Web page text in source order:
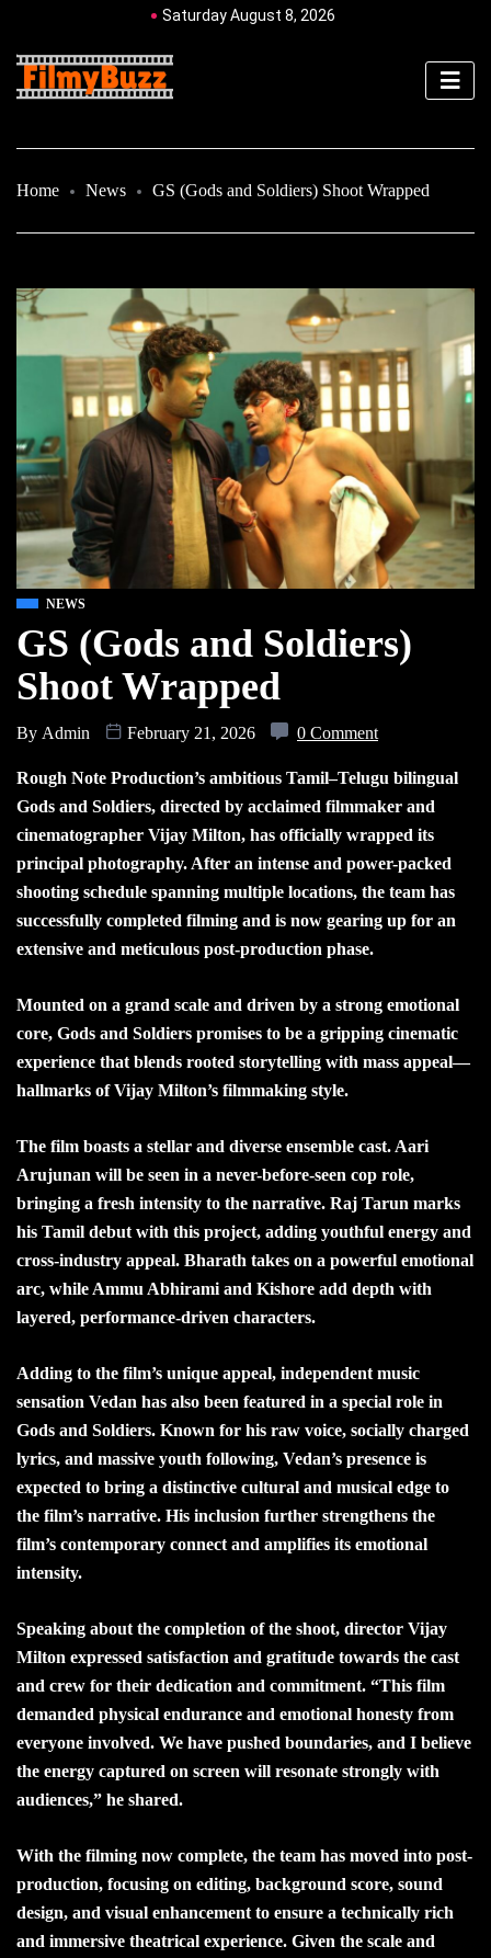
Saturday August 8, 2026
Home News GS (Gods and Soldiers) Shoot Wrapped
NEWS
GS (Gods and Soldiers)
Shoot Wrapped
By Admin February 21, 2026 0 Comment
Rough Note Production’s ambitious Tamil–Telugu bilingual
Gods and Soldiers, directed by acclaimed filmmaker and
cinematographer Vijay Milton, has officially wrapped its
principal photography. After an intense and power-packed
shooting schedule spanning multiple locations, the team has
successfully completed filming and is now gearing up for an
extensive and meticulous post-production phase.
Mounted on a grand scale and driven by a strong emotional
core, Gods and Soldiers promises to be a gripping cinematic
experience that blends rooted storytelling with mass appeal—
hallmarks of Vijay Milton’s filmmaking style.
The film boasts a stellar and diverse ensemble cast. Aari
Arujunan will be seen in a never-before-seen cop role,
bringing a fresh intensity to the narrative. Raj Tarun marks
his Tamil debut with this project, adding youthful energy and
cross-industry appeal. Bharath takes on a powerful emotional
arc, while Ammu Abhirami and Kishore add depth with
layered, performance-driven characters.
Adding to the film’s unique appeal, independent music
sensation Vedan has also been featured in a special role in
Gods and Soldiers. Known for his raw voice, socially charged
lyrics, and massive youth following, Vedan’s presence is
expected to bring a distinctive cultural and musical edge to
the film’s narrative. His inclusion further strengthens the
film’s contemporary connect and amplifies its emotional
intensity.
Speaking about the completion of the shoot, director Vijay
Milton expressed satisfaction and gratitude towards the cast
and crew for their dedication and commitment. “This film
demanded physical endurance and emotional honesty from
everyone involved. We have pushed boundaries, and I believe
the energy captured on screen will resonate strongly with
audiences,” he shared.
With the filming now complete, the team has moved into post-
production, focusing on editing, background score, sound
design, and visual enhancement to ensure a technically rich
and immersive theatrical experience. Given the scale and